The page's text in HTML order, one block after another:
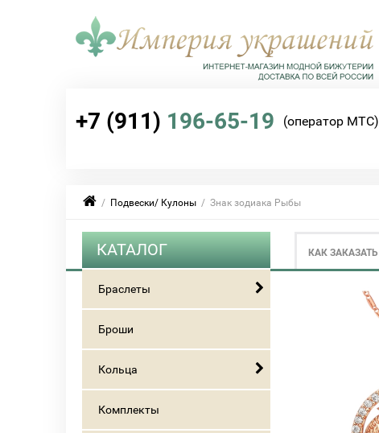
+7 (911) 196-65-19 (оператор МТС)
/ Подвески/ Кулоны / Знак зодиака Рыбы
КАК ЗАКАЗАТЬ
КАТАЛОГ
Браслеты
Броши
Кольца
Комплекты